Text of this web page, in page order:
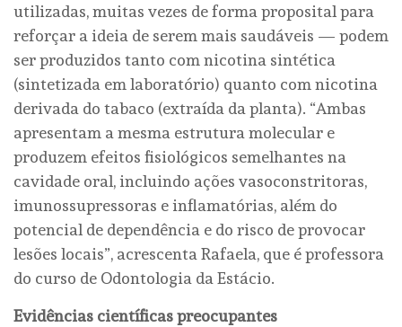
utilizadas, muitas vezes de forma proposital para
reforçar a ideia de serem mais saudáveis — podem
ser produzidos tanto com nicotina sintética
(sintetizada em laboratório) quanto com nicotina
derivada do tabaco (extraída da planta). “Ambas
apresentam a mesma estrutura molecular e
produzem efeitos fisiológicos semelhantes na
cavidade oral, incluindo ações vasoconstritoras,
imunossupressoras e inflamatórias, além do
potencial de dependência e do risco de provocar
lesões locais”, acrescenta Rafaela, que é professora
do curso de Odontologia da Estácio.
Evidências científicas preocupantes